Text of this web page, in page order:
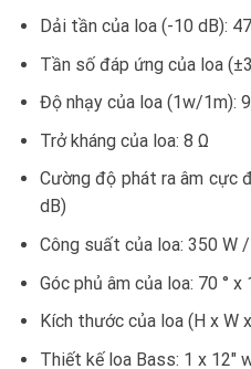
Dải tần của loa (-10 dB):
Tần số đáp ứng của loa
Độ nhạy của loa (1w/1m):
Trở kháng của loa: 8 Ω
Cường độ phát ra âm cực
dB)
Công suất của loa: 350 W
Góc phủ âm của loa: 70 ° x
Kích thước của loa (H x W
Thiết kế loa Bass: 1 x 12″